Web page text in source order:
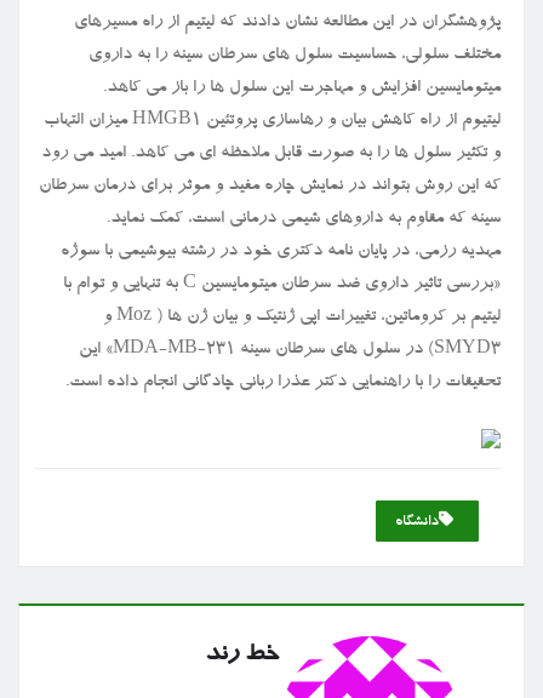
پژوهشگران در این مطالعه نشان دادند که لیتیم از راه مسیرهای
مختلف سلولی، حساسیت سلول های سرطان سینه را به داروی
میتومایسین افزایش و مهاجرت این سلول ها را باز می کاهد.
لیتیوم از راه کاهش بیان و رهاسازی پروتئین HMGB۱ میزان التهاب
و تکثیر سلول ها را به صورت قابل ملاحظه ای می کاهد. امید می رود
که این روش بتواند در نمایش چاره مفید و موثر برای درمان سرطان
سینه که مقاوم به داروهای شیمی درمانی است، کمک نماید.
مهدیه رزمی، در پایان نامه دکتری خود در رشته بیوشیمی با سوژه
«بررسی تاثیر داروی ضد سرطان میتومایسین C به تنهایی و توام با
لیتیم بر کروماتین، تغییرات اپی ژنتیک و بیان ژن ها ( Moz و
SMYD۳) در سلول های سرطان سینه MDA-MB-۲۳۱» این
تحقیقات را با راهنمایی دکتر عذرا ربانی چادگانی انجام داده است.
دانشگاه
خط رند